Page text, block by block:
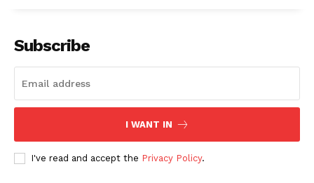
Subscribe
I WANT IN
I've read and accept the Privacy Policy.